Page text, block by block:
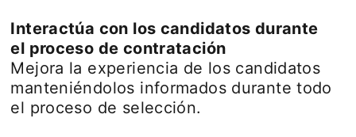
Interactúa con los candidatos durante
el proceso de contratación
Mejora la experiencia de los candidatos
manteniéndolos informados durante todo
el proceso de selección.